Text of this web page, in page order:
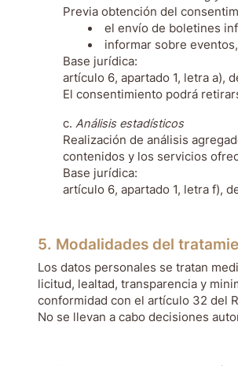
Previa obtención del
el envío de boletines
informar sobre
Base jurídica:
artículo 6, apartado 1, letra a),
El consentimiento podrá
Análisis estadísticos
Realización de análisis
contenidos y los servicios
Base jurídica:
artículo 6, apartado 1, letra f),
5. Modalidades del
Los datos personales se tratan
licitud, lealtad, transparencia y
conformidad con el artículo 32 del
No se llevan a cabo decisiones